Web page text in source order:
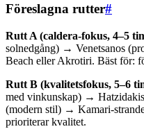
Föreslagna rutter#
Rutt A (caldera-fokus, 4–5
solnedgång) → Venetsanos
Beach eller Akrotiri. Bäst för:
Rutt B (kvalitetsfokus, 5–6
med vinkunskap) →
(modern stil) → Kamari-
prioriterar kvalitet.